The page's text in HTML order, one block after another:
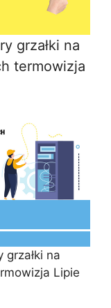
grzałki na
termowizja
na
Lipie